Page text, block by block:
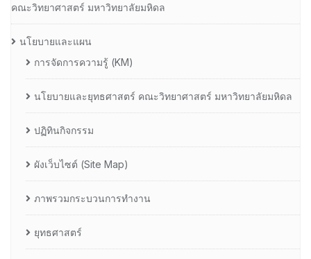
คณะวิทยาศาสตร์ มหาวิทยาลัยมหิดล
นโยบายและแผน
การจัดการความรู้ (KM)
นโยบายและยุทธศาสตร์ คณะวิทยาศาสตร์ มหาวิทยาลัยมหิดล
ปฏิทินกิจกรรม
ผังเว็บไซต์ (Site Map)
ภาพรวมกระบวนการทำงาน
ยุทธศาสตร์